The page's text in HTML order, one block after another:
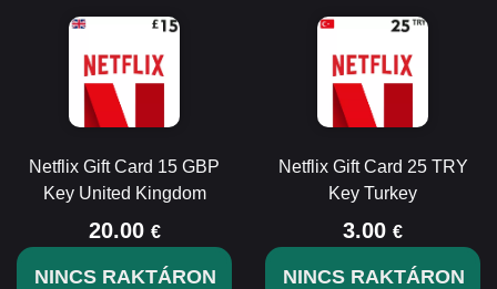
Netflix Gift Card 15 GBP
Key United Kingdom
20.00 €
NINCS RAKTÁRON
Netflix Gift Card 25 TRY
Key Turkey
3.00 €
NINCS RAKTÁRON